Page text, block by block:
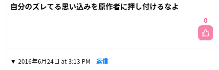
自分のズレてる思い込みを原作者に押し付けるなよ
0
2016年6月24日 at 3:13 PM 返信